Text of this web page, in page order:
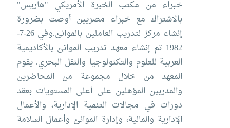
خبراء من مكتب الخبرة الأمريكي "هاريس"
بالاشتراك مع خبراء مصريين أوصت بضرورة
إنشاء مركز لتدريب العاملين بالموانئ.
وفي 26-7-
1982 تم إنشاء معهد تدريب الموانئ بالأكاديمية
العربية للعلوم والتكنولوجيا والنقل البحري.يقوم
المعهد من خلال مجموعة من المحاضرين
والمدربين المؤهلين على أعلى المستويات بعقد
دورات في مجالات التنمية الإدارية، والأعمال
الإدارية والمالية، وإدارة الموانئ وأعمال السلامة